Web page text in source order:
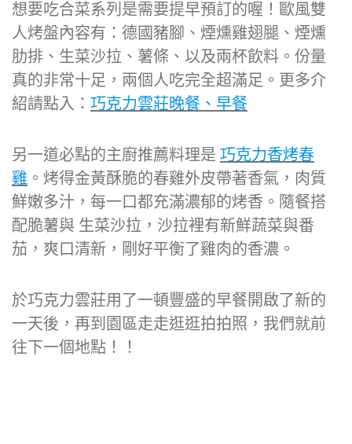
想要吃合菜系列是需要提早預訂的喔！歐風雙
人烤盤內容有：德國豬腳、煙燻雞翅腿、煙燻
肋排、生菜沙拉、薯條、以及兩杯飲料。份量
真的非常十足，兩個人吃完全超滿足。更多介
紹請點入： 巧克力雲莊晚餐、早餐
另一道必點的主廚推薦料理是 巧克力香烤春
雞 。烤得金黃酥脆的春雞外皮帶著香氣，肉質
鮮嫩多汁，每一口都充滿濃郁的烤香。隨餐搭
配脆薯與 生菜沙拉，沙拉裡有新鮮蔬菜與番
茄，爽口清新，剛好平衡了雞肉的香濃。
於巧克力雲莊用了一頓豐盛的早餐開啟了新的
一天後，再到園區走走逛逛拍拍照，我們就前
往下一個地點！！